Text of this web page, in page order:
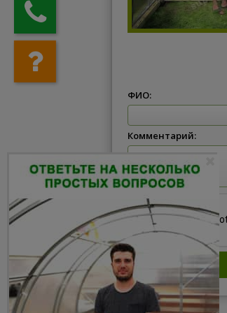
ФИО:
Комментарий: